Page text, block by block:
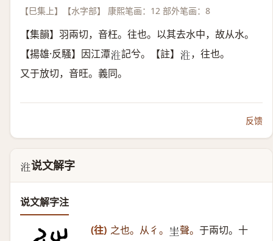
【巳集上】【水字部】 康熙笔画：12 部外笔画：8
【集韻】羽兩切，音枉。往也。以其去水中，故从水。
【揚雄·反騷】因江潭𣶂 記兮。【註】 𣶂 ，往也。
又于放切，音旺。義同。
反馈
𣶂说文解字
说文解字注
(往) 之也。从彳。 𡉚 聲。 于兩切。十